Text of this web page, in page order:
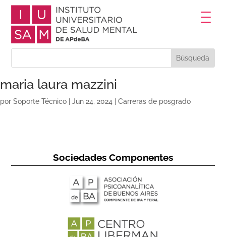
maria laura mazzini
por Soporte Técnico Jun 24, 2024 Carreras de posgrado
Sociedades Componentes